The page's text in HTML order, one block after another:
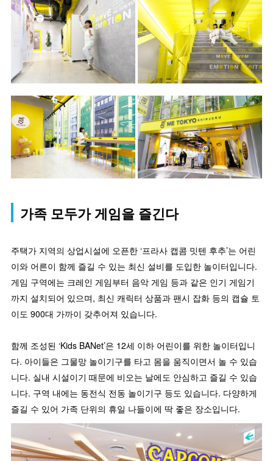
가족 모두가 게임을 즐긴다
주택가 지역의 상업시설에 오픈한 ‘프라사 캡콤 밋텐 후추’는 어린
이와 어른이 함께 즐길 수 있는 최신 설비를 도입한 놀이터입니다.
게임 구역에는 크레인 게임부터 음악 게임 등과 같은 인기 게임기
까지 설치되어 있으며, 최신 캐릭터 상품과 팬시 잡화 등의 캡슐 토
이도 900대 가까이 갖추어져 있습니다.
함께 조성된 ‘Kids BANet’은 12세 이하 어린이를 위한 놀이터입니
다. 아이들은 그물망 놀이기구를 타고 몸을 움직이면서 놀 수 있습
니다. 실내 시설이기 때문에 비오는 날에도 안심하고 즐길 수 있습
니다. 구역 내에는 동전식 전동 놀이기구 등도 있습니다. 다양하게
즐길 수 있어 가족 단위의 휴일 나들이에 딱 좋은 장소입니다.